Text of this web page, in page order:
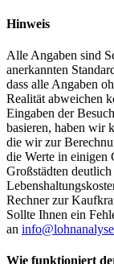
Hinweis
Alle Angaben sind
anerkannten
dass alle Angaben
Realität abweichen
Eingaben der
basieren, haben wir
die wir zur
die Werte in einigen
Großstädten
Rechner zur
Sollte Ihnen ein
an
Wie funktioniert